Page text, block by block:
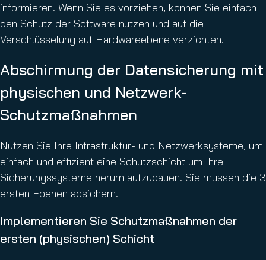
informieren. Wenn Sie es vorziehen, können Sie einfach
den Schutz der Software nutzen und auf die
Verschlüsselung auf Hardwareebene verzichten.
Abschirmung der Datensicherung mit
physischen und Netzwerk-
Schutzmaßnahmen
Nutzen Sie Ihre Infrastruktur- und Netzwerksysteme, um
einfach und effizient eine Schutzschicht um Ihre
Sicherungssysteme herum aufzubauen. Sie müssen die 3
ersten Ebenen absichern.
Implementieren Sie Schutzmaßnahmen der
ersten (physischen) Schicht